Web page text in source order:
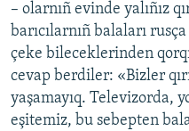
– olarnıñ evinde yalıñız
barıcılarnıñ balaları
çeke bileceklerinden
cevap berdiler: «Bizler
yaşamayıq. Televizorda,
eşitemiz, bu sebepten